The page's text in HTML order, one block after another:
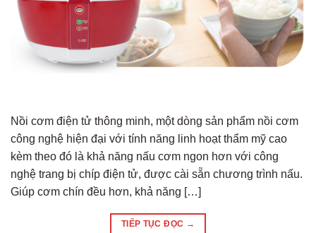
Nồi cơm điện tử thông minh, một dòng sản phẩm nồi cơm
công nghệ hiện đại với tính năng linh hoạt thẩm mỹ cao
kèm theo đó là khả năng nấu cơm ngon hơn với công
nghệ trang bị chíp điện tử, được cài sẵn chương trình nấu.
Giúp cơm chín đều hơn, khả năng […]
TIẾP TỤC ĐỌC →